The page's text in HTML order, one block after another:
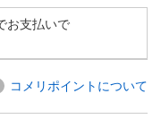
お支払いで
コメリポイントについて